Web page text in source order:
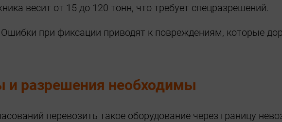
весит от 15 до 120 тонн, что требует спецразрешений.
Ошибки при фиксации приводят к повреждениям, которые
и разрешения необходимы
перевозить такое оборудование через границу